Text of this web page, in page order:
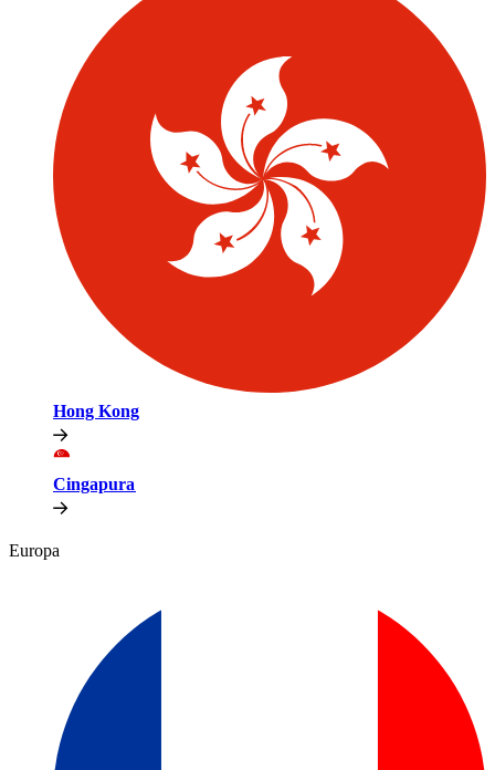
Hong Kong​​
Cingapura​​
Europa​​